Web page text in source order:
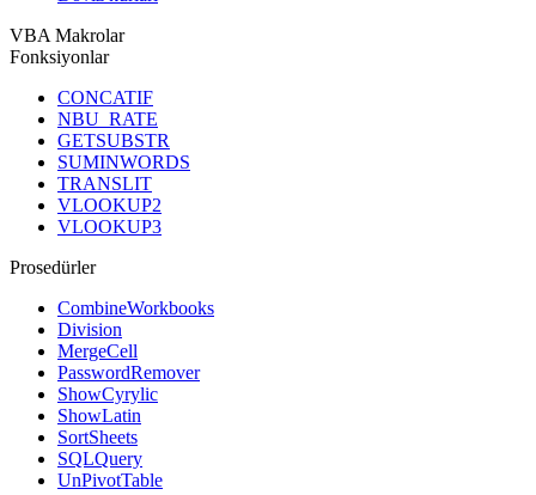
VBA Makrolar
Fonksiyonlar
CONCATIF
NBU_RATE
GETSUBSTR
SUMINWORDS
TRANSLIT
VLOOKUP2
VLOOKUP3
Prosedürler
CombineWorkbooks
Division
MergeCell
PasswordRemover
ShowCyrylic
ShowLatin
SortSheets
SQLQuery
UnPivotTable